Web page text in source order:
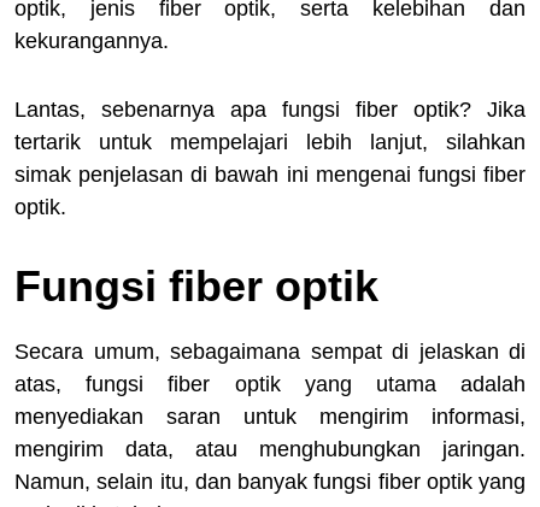
optik, jenis fiber optik, serta kelebihan dan
kekurangannya.
Lantas, sebenarnya apa fungsi fiber optik? Jika
tertarik untuk mempelajari lebih lanjut, silahkan
simak penjelasan di bawah ini mengenai fungsi fiber
optik.
Fungsi fiber optik
Secara umum, sebagaimana sempat di jelaskan di
atas, fungsi fiber optik yang utama adalah
menyediakan saran untuk mengirim informasi,
mengirim data, atau menghubungkan jaringan.
Namun, selain itu, dan banyak fungsi fiber optik yang